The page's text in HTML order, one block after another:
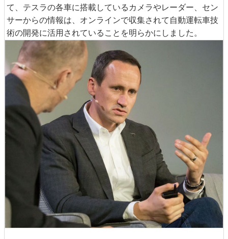
て、テスラの各車に搭載しているカメラやレーダー、セン
サーからの情報は、オンラインで収集されて自動運転車技
術の開発に活用されていることを明らかにしました。